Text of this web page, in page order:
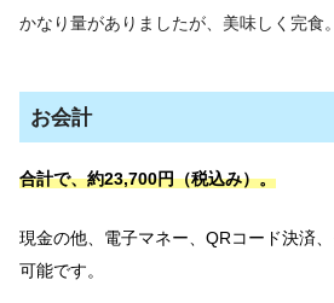
かなり量がありましたが、美味しく完食。
お会計
合計で、約23,700円（税込み）。
現金の他、電子マネー、QRコード決済
可能です。